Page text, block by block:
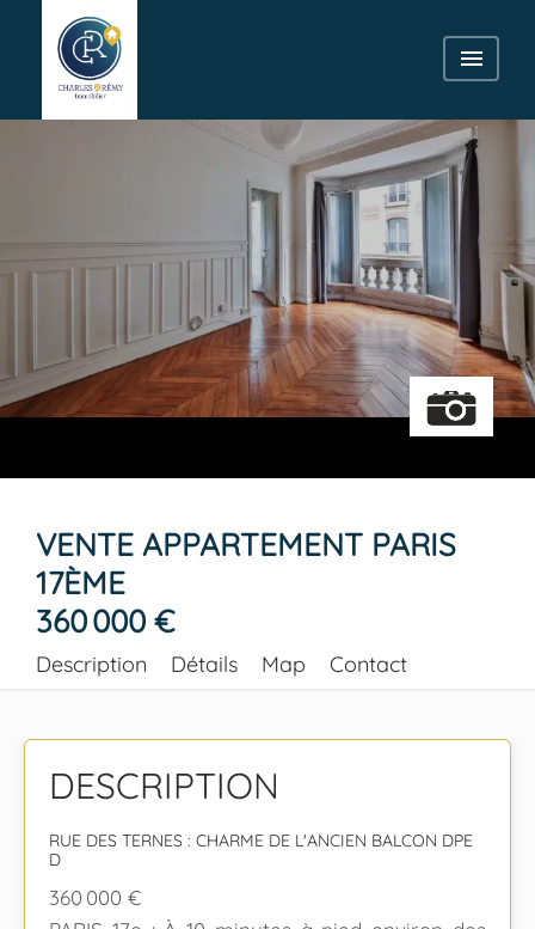
VENTE APPARTEMENT PARIS
17ÈME
360 000 €
Description Détails Map Contact
DESCRIPTION
RUE DES TERNES : CHARME DE L'ANCIEN BALCON DPE
D
360 000 €